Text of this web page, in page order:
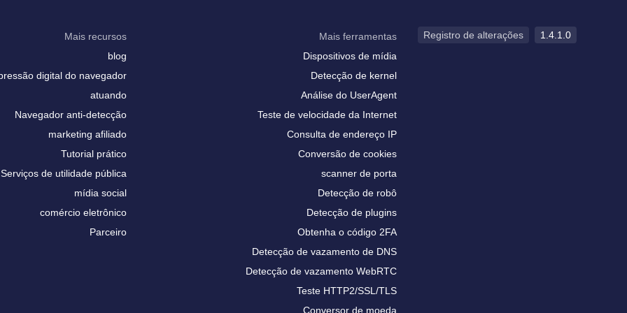
Mais recursos
blog
digital do navegador
atuando
Navegador anti-detecção
marketing afiliado
Tutorial prático
Serviços de utilidade pública
mídia social
comércio eletrônico
Parceiro
Mais ferramentas
Dispositivos de mídia
Detecção de kernel
Análise do UserAgent
Teste de velocidade da Internet
Consulta de endereço IP
Conversão de cookies
scanner de porta
Detecção de robô
Detecção de plugins
Obtenha o código 2FA
Detecção de vazamento de DNS
Detecção de vazamento WebRTC
Teste HTTP2/SSL/TLS
Conversor de moeda
Registro de alterações 1.4.1.0